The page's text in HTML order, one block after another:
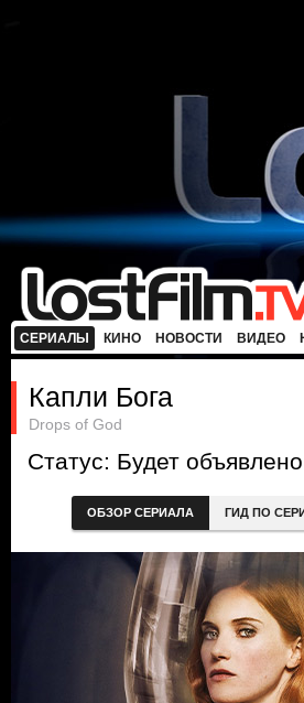
СЕРИАЛЫ КИНО НОВОСТИ ВИДЕО
Капли Бога
Drops of God
Статус: Будет объявлено
ОБЗОР СЕРИАЛА ГИД ПО